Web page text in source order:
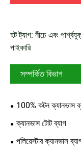
হট ট্যাগ: নীচে এবং
পাইকারি
সম্পর্কিত বিভাগ
100% কটন ক্যানভাস
ক্যানভাস টোট ব্যাগ
পলিয়েস্টার ক্যানভাস